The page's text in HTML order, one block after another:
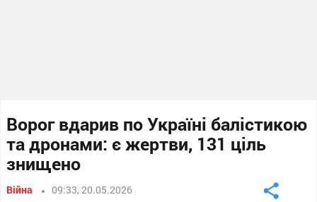
Ворог вдарив по Україні балістикою
та дронами: є жертви, 131 ціль
знищено
Війна 09:33, 20.05.2026